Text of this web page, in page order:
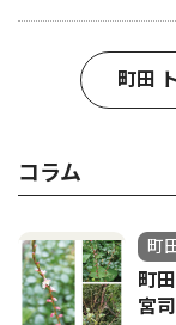
町田
コラム
町
町
宮